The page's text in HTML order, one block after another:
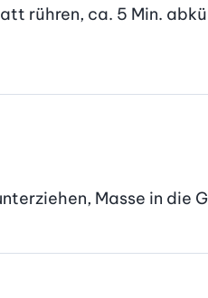
rühren, ca. 5 Min.
Masse in die